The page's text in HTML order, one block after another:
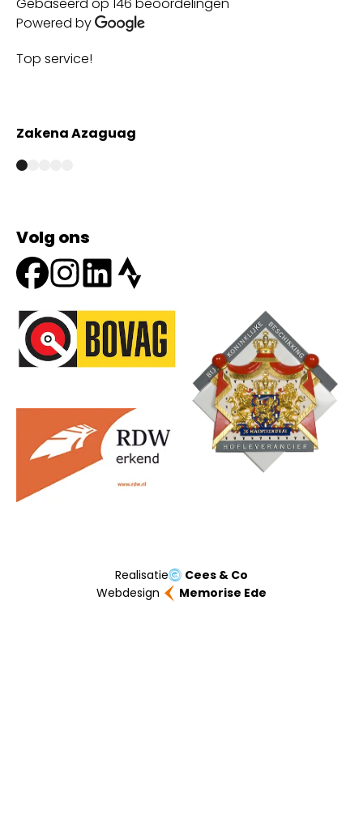
Powered by
Top service!
Zakena Azaguag
Volg ons
Onze partners
Realisatie
Cees & Co
Webdesign
Memorise Ede